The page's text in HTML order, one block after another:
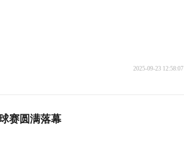
2025-09-23 12:58:07
赛圆满落幕